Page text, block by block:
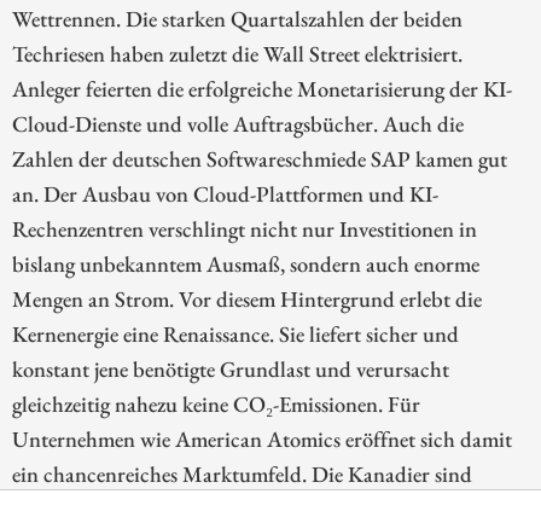
Wettrennen. Die starken Quartalszahlen der beiden
Techriesen haben zuletzt die Wall Street elektrisiert.
Anleger feierten die erfolgreiche Monetarisierung der KI-
Cloud-Dienste und volle Auftragsbücher. Auch die
Zahlen der deutschen Softwareschmiede SAP kamen gut
an. Der Ausbau von Cloud-Plattformen und KI-
Rechenzentren verschlingt nicht nur Investitionen in
bislang unbekanntem Ausmaß, sondern auch enorme
Mengen an Strom. Vor diesem Hintergrund erlebt die
Kernenergie eine Renaissance. Sie liefert sicher und
konstant jene benötigte Grundlast und verursacht
gleichzeitig nahezu keine CO₂-Emissionen. Für
Unternehmen wie American Atomics eröffnet sich damit
ein chancenreiches Marktumfeld. Die Kanadier sind